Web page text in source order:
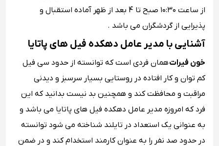
از ساعت ۱۰:۳۰ صبح تا 4 بعد از ظهر آماده استقبال و
پذیرایی از گردشگران می باشد .
آشنایی با مدیر عامل دهکده فیل های پاتایا
خون فیراتهمان فردی است که توانسته از حدود سی فیل
کم توان و کار افتاده در روستایی بسیار سرسبز و دیدنی
مراقبت و محافظت کند و همچنین بد نیست بدانید که این
فرد که امروزه مدیر عامل دهکده فیل های پاتایا می باشد و
به عنوانی یک استعداد در تایلند شناخته می شود توانسته
در حدود صد نفر را به عنوان کارمند استخدام کند و در ضمن